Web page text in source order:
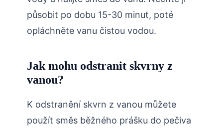
působit po dobu 15-30 minut, poté
opláchněte vanu čistou vodou.
Jak mohu odstranit skvrny z
vanou?
K odstranění skvrn z vanou můžete
použít směs běžného prášku do pečiva